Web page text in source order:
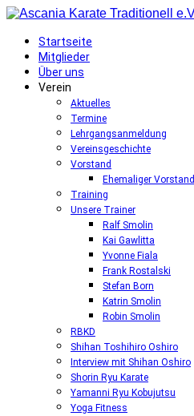
Startseite
Mitglieder
Über uns
Verein
Aktuelles
Termine
Lehrgangsanmeldung
Vereinsgeschichte
Vorstand
Ehemaliger Vorstand
Training
Unsere Trainer
Ralf Smolin
Kai Gawlitta
Yvonne Fiala
Frank Rostalski
Stefan Born
Katrin Smolin
Robin Smolin
RBKD
Shihan Toshihiro Oshiro
Interview mit Shihan Oshiro
Shorin Ryu Karate
Yamanni Ryu Kobujutsu
Yoga Fitness